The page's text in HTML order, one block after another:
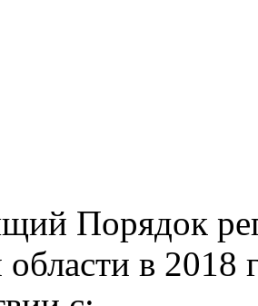
Порядок
в 2018